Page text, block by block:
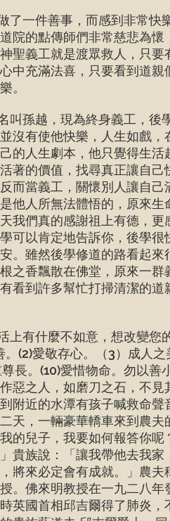
一件善事，而感到非常快
院的點傳師們非常慈悲為
聖義工就是渡眾救人，只
中充滿法喜，只要看到道
。
孫越，現為終身義工，後
沒有使他快樂，人生如戲
的人生劇本，他只覺得生
著的價值，找尋真正讓自
而當義工，關懷別人讓自
他人所無法體悟的，原來
我們真的感謝祖上有德，
可以肯定地告訴你，後學
。雖然後學修道的路看起
之香飄散在佛堂，原來一
看到許多幫忙打掃清潔的
有什麼不如意，想改變您
。(2)愛敬存心。（3）成人
長。(10)愛惜物命。勿以
惡之人，如磨刀之石，不
附近的水潭有孩子喊救命
天，一輛豪華轎車來到農
的兒子，我要如何報答你
貴族說：「讓我帶他去我
將來必定會有成就。」農
。佛來明教授在一九二八
英國首相邱吉爾得了肺炎